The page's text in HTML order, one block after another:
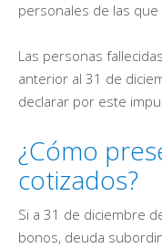
personales de las
Las personas
anterior al 31 de
declarar por este
¿Cómo
cotizados?
Si a 31 de diciembre
bonos, deuda